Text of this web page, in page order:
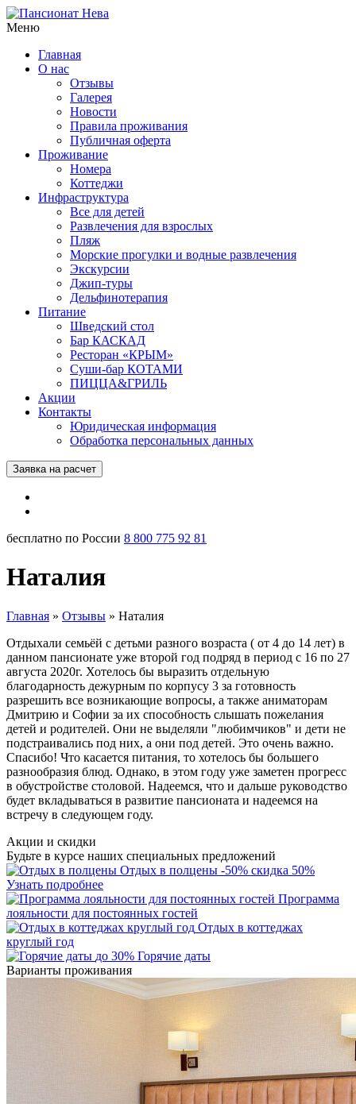
Меню
Главная
О нас
Отзывы
Галерея
Новости
Правила проживания
Публичная оферта
Проживание
Номера
Коттеджи
Инфраструктура
Все для детей
Развлечения для взрослых
Пляж
Морские прогулки и водные развлечения
Экскурсии
Джип-туры
Дельфинотерапия
Питание
Шведский стол
Бар КАСКАД
Ресторан «КРЫМ»
Суши-бар КОТАМИ
ПИЦЦА&ГРИЛЬ
Акции
Контакты
Юридическая информация
Обработка персональных данных
Заявка на расчет
бесплатно по России 8 800 775 92 81
Наталия
Главная » Отзывы » Наталия
Отдыхали семьёй с детьми разного возраста ( от 4 до 14 лет) в
данном пансионате уже второй год подряд в период с 16 по 27
августа 2020г. Хотелось бы выразить отдельную
благодарность дежурным по корпусу 3 за готовность
разрешить все возникающие вопросы, а также аниматорам
Дмитрию и Софии за их способность слышать пожелания
детей и родителей. Они не выделяли "любимчиков" и дети не
подстраивались под них, а они под детей. Это очень важно.
Спасибо! Что касается питания, то хотелось бы большего
разнообразия блюд. Однако, в этом году уже заметен прогресс
в обустройстве столовой. Надеемся, что и дальше руководство
будет вкладываться в развитие пансионата и надеемся на
встречу в следующем году.
Акции и скидки
Будьте в курсе наших специальных предложений
Отдых в полцены -50% скидка 50%
Узнать подробнее
Программа
лояльности для постоянных гостей
Отдых в коттеджах
круглый год
до 30% Горячие даты
Варианты проживания